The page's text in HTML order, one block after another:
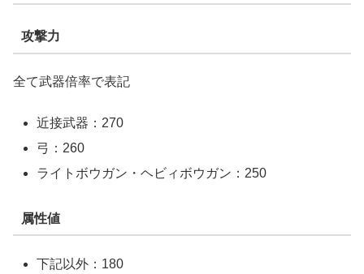
攻撃力
全て武器倍率で表記
近接武器：270
弓：260
ライトボウガン・ヘビィボウガン：250
属性値
下記以外：180